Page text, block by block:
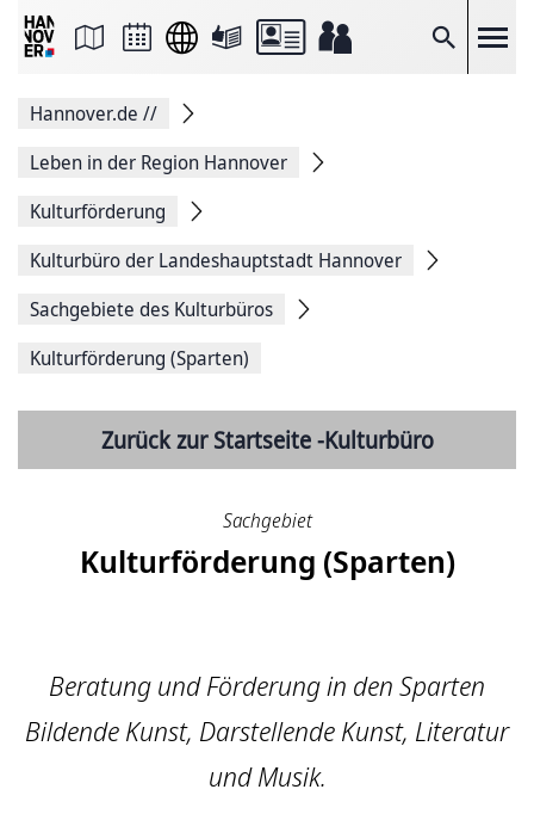
Suche
Seite
Facebook
teilen
Seitenlink
Seite
Hannover.de //
Leben in der Region Hannover
Kulturförderung
Kulturbüro der Landeshauptstadt Hannover
Sachgebiete des Kulturbüros
Kulturförderung (Sparten)
Zurück zur Startseite -Kulturbüro
Sachgebiet
Kulturförderung (Sparten)
Beratung und Förderung in den Sparten
Bildende Kunst, Darstellende Kunst, Literatur
und Musik.